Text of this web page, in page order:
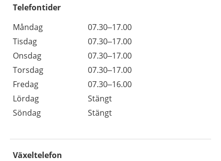
Telefontider
Måndag
07.30–17.00
Tisdag
07.30–17.00
Onsdag
07.30–17.00
Torsdag
07.30–17.00
Fredag
07.30–16.00
Lördag
Stängt
Söndag
Stängt
Växeltelefon